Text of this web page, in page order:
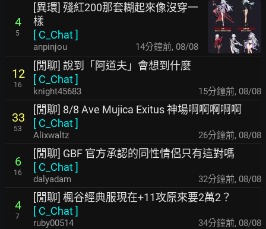
4
5
[異環] 殘紅200那套糊起來像沒穿一
樣
[ C_Chat]
anpinjou 14分鐘前, 08/08
12
16
[閒聊] 說到「阿道夫」會想到什麼
[ C_Chat]
knight45683 15分鐘前, 08/08
33
53
[閒聊] 8/8 Ave Mujica Exitus 神場啊啊啊啊啊
[ C_Chat]
Alixwaltz 26分鐘前, 08/08
6
16
[閒聊] GBF 官方承認的同性情侶只有這對嗎
[ C_Chat]
dalyadam 33分鐘前, 08/08
4
7
[閒聊] 楓谷經典服現在+11攻原來要2萬2？
[ C_Chat]
ruby00514 35分鐘前, 08/08